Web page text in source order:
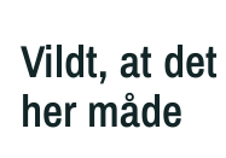
Vildt, at
her måde